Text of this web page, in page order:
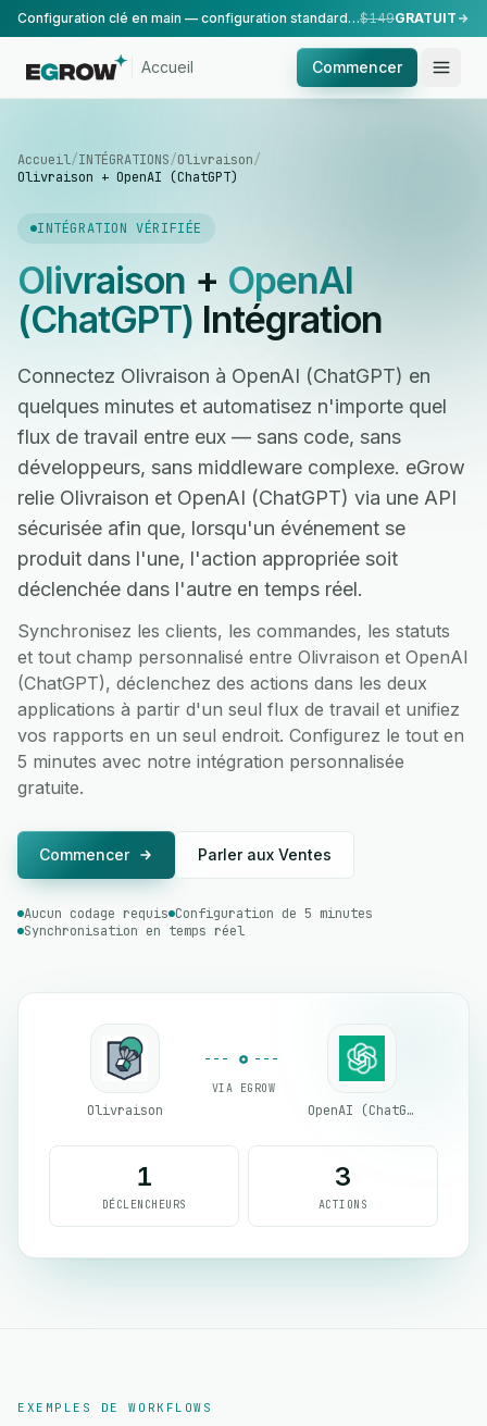
Configuration clé en main — configuration standard, réalisée par notre équipe.$149GRATUIT
Accueil Commencer
Accueil/INTÉGRATIONS/Olivraison/
Olivraison + OpenAI (ChatGPT)
INTÉGRATION VÉRIFIÉE
Olivraison + OpenAI
(ChatGPT) Intégration
Connectez Olivraison à OpenAI (ChatGPT) en
quelques minutes et automatisez n'importe quel
flux de travail entre eux — sans code, sans
développeurs, sans middleware complexe. eGrow
relie Olivraison et OpenAI (ChatGPT) via une API
sécurisée afin que, lorsqu'un événement se
produit dans l'une, l'action appropriée soit
déclenchée dans l'autre en temps réel.
Synchronisez les clients, les commandes, les statuts
et tout champ personnalisé entre Olivraison et OpenAI
(ChatGPT), déclenchez des actions dans les deux
applications à partir d'un seul flux de travail et unifiez
vos rapports en un seul endroit. Configurez le tout en
5 minutes avec notre intégration personnalisée
gratuite.
Commencer Parler aux Ventes
Aucun codage requis Configuration de 5 minutes
Synchronisation en temps réel
Olivraison
VIA EGROW
OpenAI (ChatGPT)
1
DÉCLENCHEURS
3
ACTIONS
EXEMPLES DE WORKFLOWS